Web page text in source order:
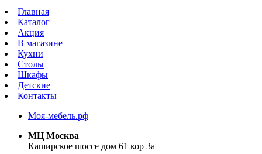
Главная
Каталог
Акция
В магазине
Кухни
Столы
Шкафы
Детские
Контакты
Моя-мебель.рф
МЦ Москва
Каширское шоссе дом 61 кор 3а